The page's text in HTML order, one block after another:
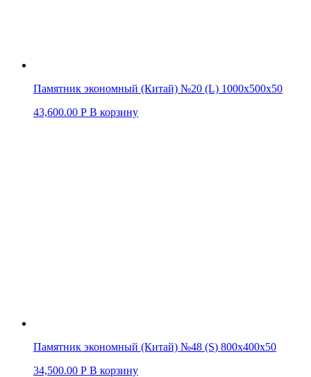
Памятник экономный (Китай) №20 (L) 1000х500х50
43,600.00 Р В корзину
Памятник экономный (Китай) №48 (S) 800х400х50
34,500.00 Р В корзину